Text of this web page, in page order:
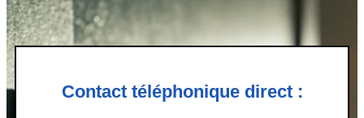
Contact téléphonique direct :